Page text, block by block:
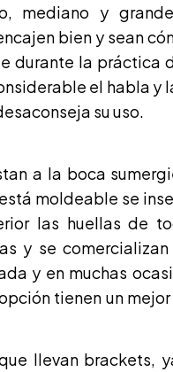
mediano y
bien y sean
durante la práctica
el habla y
su uso.
a la boca
moldeable se
las huellas de
y se
y en muchas
tienen un
llevan brackets,